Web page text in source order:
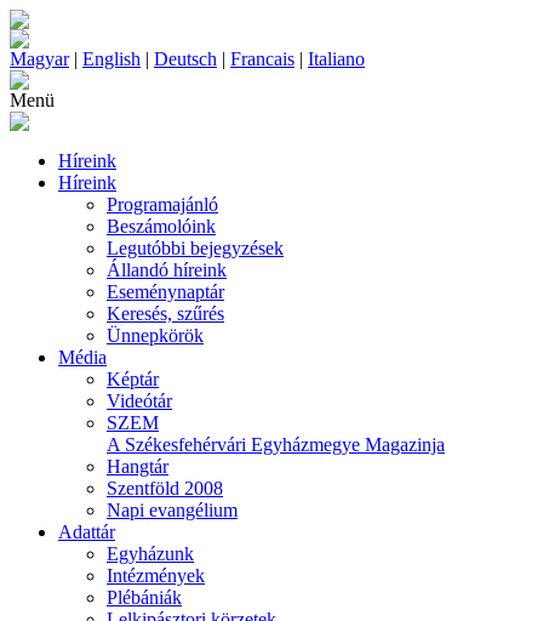
Magyar| English | Deutsch | Francais | Italiano
Menü
Híreink
Híreink
Programajánló
Beszámolóink
Legutóbbi bejegyzések
Állandó híreink
Eseménynaptár
Keresés, szűrés
Ünnepkörök
Média
Képtár
Videótár
SZEM
A Székesfehérvári Egyházmegye Magazinja
Hangtár
Szentföld 2008
Napi evangélium
Adattár
Egyházunk
Intézmények
Plébániák